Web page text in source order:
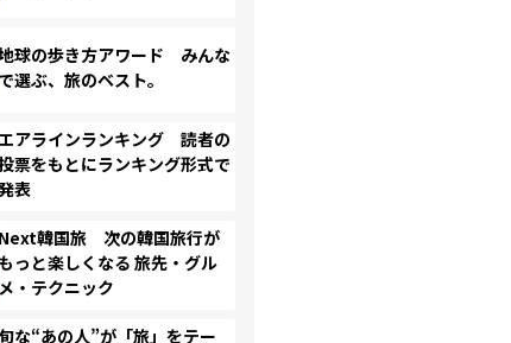
球の歩き方アワード みんな
で選ぶ、旅のベスト。
エアラインランキング 読者の
票をもとにランキング形式で
表
Next韓国旅 次の韓国旅行が
もっと楽しくなる 旅先・グル
メ・テクニック
な“あの人”が「旅」をテー